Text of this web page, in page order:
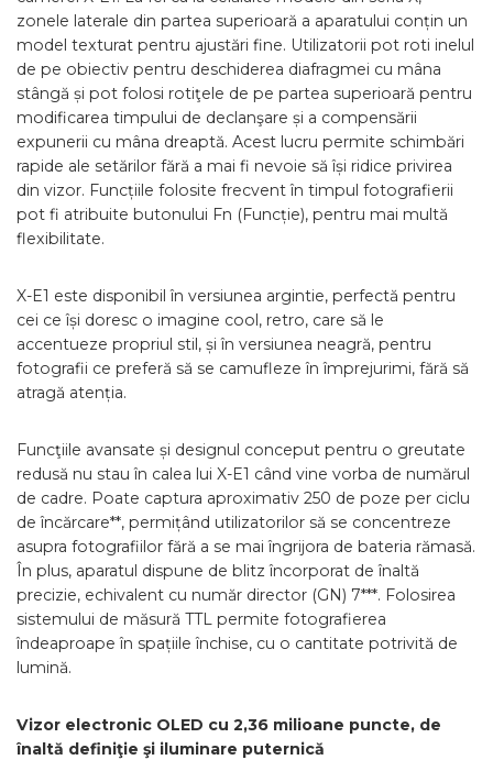
zonele laterale din partea superioară a aparatului conțin un
model texturat pentru ajustări fine. Utilizatorii pot roti inelul
de pe obiectiv pentru deschiderea diafragmei cu mâna
stângă și pot folosi rotiţele de pe partea superioară pentru
modificarea timpului de declanşare și a compensării
expunerii cu mâna dreaptă. Acest lucru permite schimbări
rapide ale setărilor fără a mai fi nevoie să își ridice privirea
din vizor. Funcțiile folosite frecvent în timpul fotografierii
pot fi atribuite butonului Fn (Funcție), pentru mai multă
flexibilitate.
X-E1 este disponibil în versiunea argintie, perfectă pentru
cei ce își doresc o imagine cool, retro, care să le
accentueze propriul stil, și în versiunea neagră, pentru
fotografii ce preferă să se camufleze în împrejurimi, fără să
atragă atenția.
Funcţiile avansate și designul conceput pentru o greutate
redusă nu stau în calea lui X-E1 când vine vorba de numărul
de cadre. Poate captura aproximativ 250 de poze per ciclu
de încărcare**, permițând utilizatorilor să se concentreze
asupra fotografiilor fără a se mai îngrijora de bateria rămasă.
În plus, aparatul dispune de blitz încorporat de înaltă
precizie, echivalent cu număr director (GN) 7***. Folosirea
sistemului de măsură TTL permite fotografierea
îndeaproape în spațiile închise, cu o cantitate potrivită de
lumină.
Vizor electronic OLED cu 2,36 milioane puncte, de
înaltă definiţie şi iluminare puternică